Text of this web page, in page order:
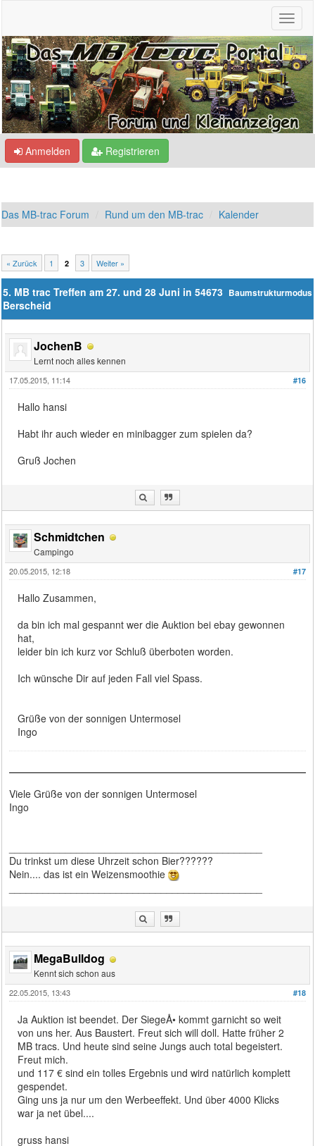
Anmelden Registrieren
Das MB-trac Forum Rund um den MB-trac Kalender
« Zurück 1 2 3 Weiter »
Baumstrukturmodus
5. MB trac Treffen am 27. und 28 Juni in 54673
Berscheid
JochenB
Lernt noch alles kennen
#16
17.05.2015, 11:14
Hallo hansi
Habt ihr auch wieder en minibagger zum spielen da?
Gruß Jochen
Schmidtchen
Campingo
#17
20.05.2015, 12:18
Hallo Zusammen,
da bin ich mal gespannt wer die Auktion bei ebay gewonnen
hat,
leider bin ich kurz vor Schluß überboten worden.
Ich wünsche Dir auf jeden Fall viel Spass.
Grüße von der sonnigen Untermosel
Ingo
Viele Grüße von der sonnigen Untermosel
Ingo
Du trinkst um diese Uhrzeit schon Bier??????
Nein.... das ist ein Weizensmoothie
MegaBulldog
Kennt sich schon aus
#18
22.05.2015, 13:43
Ja Auktion ist beendet. Der SiegeÅ• kommt garnicht so weit
von uns her. Aus Baustert. Freut sich will doll. Hatte früher 2
MB tracs. Und heute sind seine Jungs auch total begeistert.
Freut mich.
und 117 € sind ein tolles Ergebnis und wird natürlich komplett
gespendet.
Ging uns ja nur um den Werbeeffekt. Und über 4000 Klicks
war ja net übel....
gruss hansi